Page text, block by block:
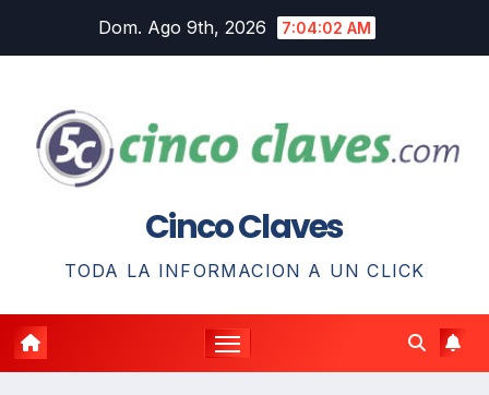
Dom. Ago 9th, 2026 7:04:04 AM
Cinco Claves
TODA LA INFORMACION A UN CLICK